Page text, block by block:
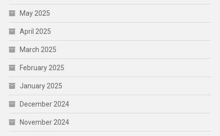
May 2025
April 2025
March 2025
February 2025
January 2025
December 2024
November 2024